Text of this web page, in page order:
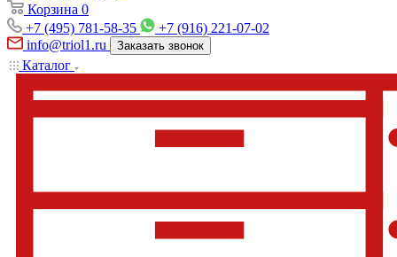
Корзина 0
+7 (495) 781-58-35
+7 (916) 221-07-02
info@triol1.ru
Заказать звонок
Каталог